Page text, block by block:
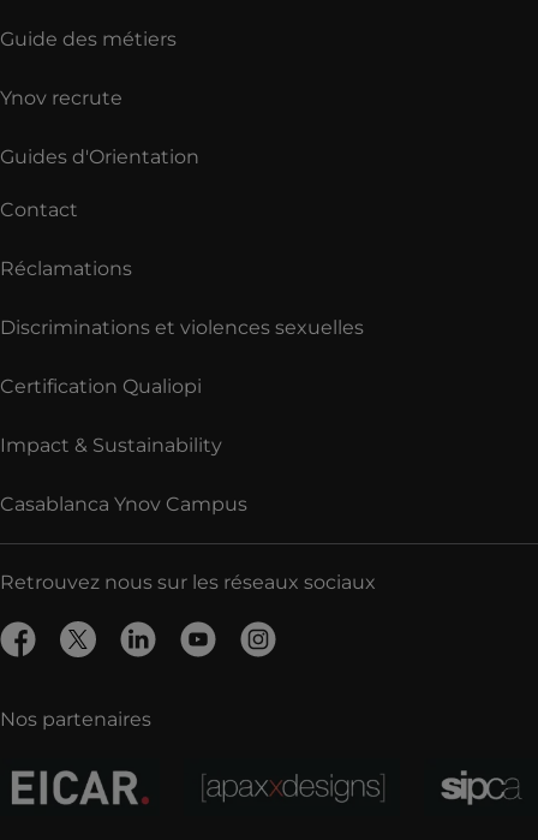
Guide des métiers
Ynov recrute
Guides d'Orientation
Contact
Réclamations
Discriminations et violences sexuelles
Certification Qualiopi
Impact & Sustainability
Casablanca Ynov Campus
Retrouvez nous sur les réseaux sociaux
Nos partenaires